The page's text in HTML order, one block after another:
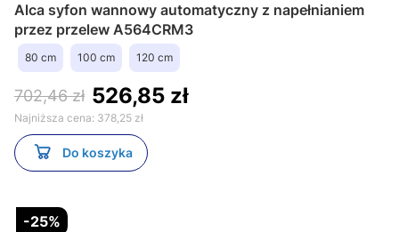
Alca syfon wannowy automatyczny z napełnianiem
przez przelew A564CRM3
80 cm 100 cm 120 cm
702,46 zł 526,85 zł
Najniższa cena: 378,25 zł
Do koszyka
-25%